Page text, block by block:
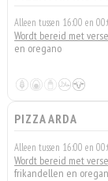
Alleen tussen 16:00 en
Wordt bereid met
en oregano
PIZZA ARDA
Alleen tussen 16:00 en
Wordt bereid met
frikandellen en